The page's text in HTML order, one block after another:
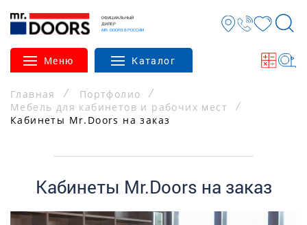
ОФИЦИАЛЬНЫЙ
ДИЛЕР
MR. DOORS В РОССИИ
Меню Каталог
Главная
Портфолио
Мебель для кабинетов и рабочих мест
Кабинеты Mr.Doors на заказ
Кабинеты Mr.Doors на заказ